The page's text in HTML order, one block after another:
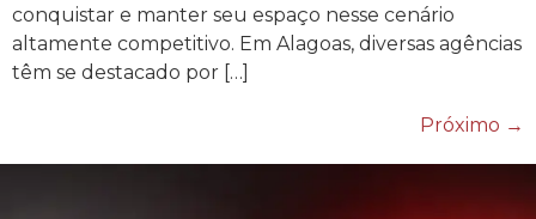
conquistar e manter seu espaço nesse cenário
altamente competitivo. Em Alagoas, diversas agências
têm se destacado por […]
Próximo →